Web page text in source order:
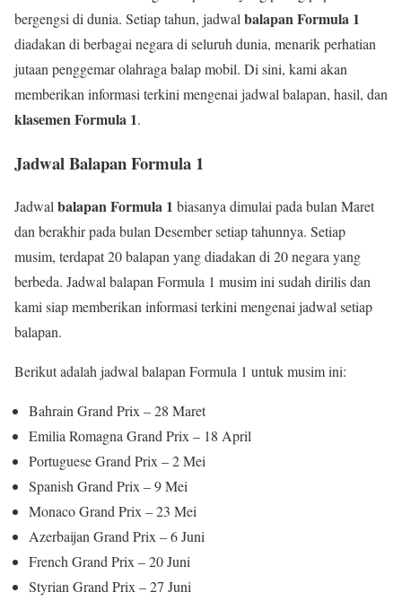
bergengsi di dunia. Setiap tahun, jadwal balapan Formula 1
diadakan di berbagai negara di seluruh dunia, menarik perhatian
jutaan penggemar olahraga balap mobil. Di sini, kami akan
memberikan informasi terkini mengenai jadwal balapan, hasil, dan
klasemen Formula 1.
Jadwal Balapan Formula 1
Jadwalbalapan Formula 1 biasanya dimulai pada bulan Maret
dan berakhir pada bulan Desember setiap tahunnya. Setiap
musim, terdapat 20 balapan yang diadakan di 20 negara yang
berbeda. Jadwal balapan Formula 1 musim ini sudah dirilis dan
kami siap memberikan informasi terkini mengenai jadwal setiap
balapan.
Berikut adalah jadwal balapan Formula 1 untuk musim ini:
Bahrain Grand Prix – 28 Maret
Emilia Romagna Grand Prix – 18 April
Portuguese Grand Prix – 2 Mei
Spanish Grand Prix – 9 Mei
Monaco Grand Prix – 23 Mei
Azerbaijan Grand Prix – 6 Juni
French Grand Prix – 20 Juni
Styrian Grand Prix – 27 Juni